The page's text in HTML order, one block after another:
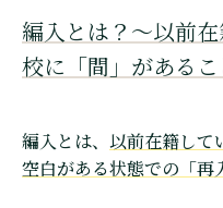
編入とは？〜以前
校に「間」がある
編入とは、 以前在籍して
空白がある状態での「再